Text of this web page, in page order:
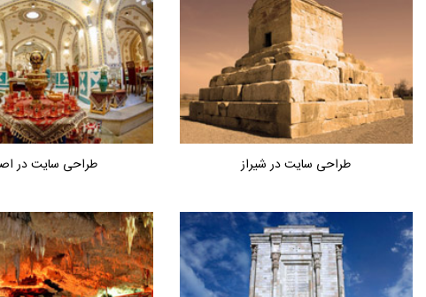
طراحی سایت در شیراز طراحی سایت در